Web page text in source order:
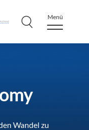
Menü
Wandel zu